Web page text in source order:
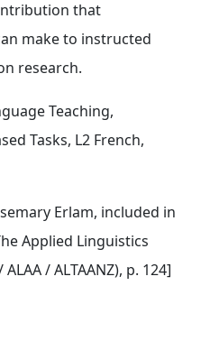
that
make to instructed
research.
Teaching,
Tasks, L2 French,
Erlam, included in
Applied Linguistics
/ ALTAANZ), p. 124]